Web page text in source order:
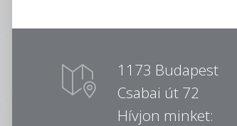
1173 Budapest
Csabai út 72
Hívjon minket: